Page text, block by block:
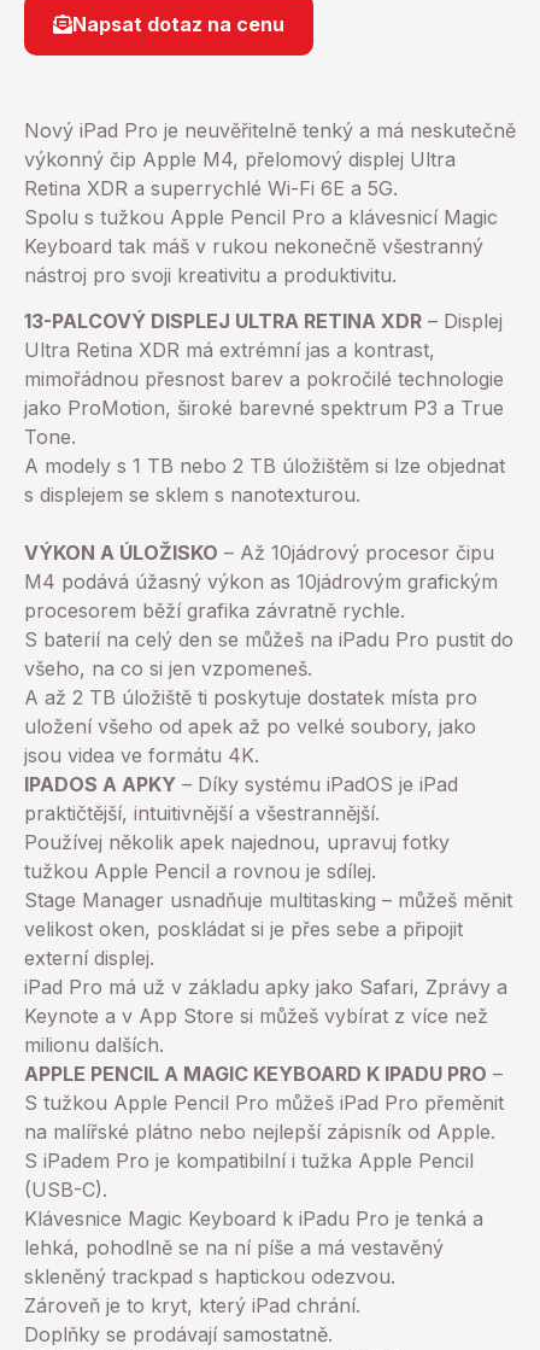
Napsat dotaz na cenu
Nový iPad Pro je neuvěřitelně tenký a má neskutečně
výkonný čip Apple M4, přelomový displej Ultra
Retina XDR a superrychlé Wi-Fi 6E a 5G.
Spolu s tužkou Apple Pencil Pro a klávesnicí Magic
Keyboard tak máš v rukou nekonečně všestranný
nástroj pro svoji kreativitu a produktivitu.
13-PALCOVÝ DISPLEJ ULTRA RETINA XDR – Displej
Ultra Retina XDR má extrémní jas a kontrast,
mimořádnou přesnost barev a pokročilé technologie
jako ProMotion, široké barevné spektrum P3 a True
Tone.
A modely s 1 TB nebo 2 TB úložištěm si lze objednat
s displejem se sklem s nanotexturou.
VÝKON A ÚLOŽISKO – Až 10jádrový procesor čipu
M4 podává úžasný výkon as 10jádrovým grafickým
procesorem běží grafika závratně rychle.
S baterií na celý den se můžeš na iPadu Pro pustit do
všeho, na co si jen vzpomeneš.
A až 2 TB úložiště ti poskytuje dostatek místa pro
uložení všeho od apek až po velké soubory, jako
jsou videa ve formátu 4K.
IPADOS A APKY – Díky systému iPadOS je iPad
praktičtější, intuitivnější a všestrannější.
Používej několik apek najednou, upravuj fotky
tužkou Apple Pencil a rovnou je sdílej.
Stage Manager usnadňuje multitasking – můžeš měnit
velikost oken, poskládat si je přes sebe a připojit
externí displej.
iPad Pro má už v základu apky jako Safari, Zprávy a
Keynote a v App Store si můžeš vybírat z více než
milionu dalších.
APPLE PENCIL A MAGIC KEYBOARD K IPADU PRO –
S tužkou Apple Pencil Pro můžeš iPad Pro přeměnit
na malířské plátno nebo nejlepší zápisník od Apple.
S iPadem Pro je kompatibilní i tužka Apple Pencil
(USB-C).
Klávesnice Magic Keyboard k iPadu Pro je tenká a
lehká, pohodlně se na ní píše a má vestavěný
skleněný trackpad s haptickou odezvou.
Zároveň je to kryt, který iPad chrání.
Doplňky se prodávají samostatně.